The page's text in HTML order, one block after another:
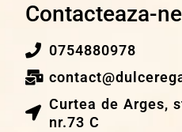
Contacteaza-ne
0754880978
Curtea de Arges,
nr.73 C